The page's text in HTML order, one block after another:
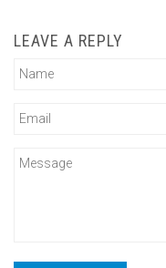
LEAVE A REPLY